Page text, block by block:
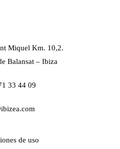
Miquel Km. 10,2.
Balansat – Ibiza
33 44 09
de uso